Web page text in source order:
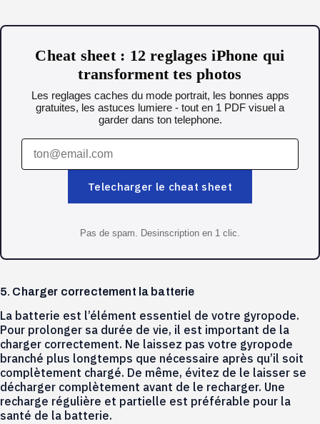
Cheat sheet : 12 reglages iPhone qui
transforment tes photos
Les reglages caches du mode portrait, les bonnes apps
gratuites, les astuces lumiere - tout en 1 PDF visuel a
garder dans ton telephone.
Telecharger le cheat sheet
Pas de spam. Desinscription en 1 clic.
5. Charger correctement la batterie
La batterie est l’élément essentiel de votre gyropode.
Pour prolonger sa durée de vie, il est important de la
charger correctement. Ne laissez pas votre gyropode
branché plus longtemps que nécessaire après qu’il soit
complètement chargé. De même, évitez de le laisser se
décharger complètement avant de le recharger. Une
recharge régulière et partielle est préférable pour la
santé de la batterie.